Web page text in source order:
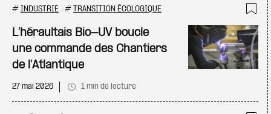
# INDUSTRIE # TRANSITION ÉCOLOGIQUE
L’héraultais Bio-UV boucle
une commande des Chantiers
de l’Atlantique
27 mai 2026 1 min de lecture